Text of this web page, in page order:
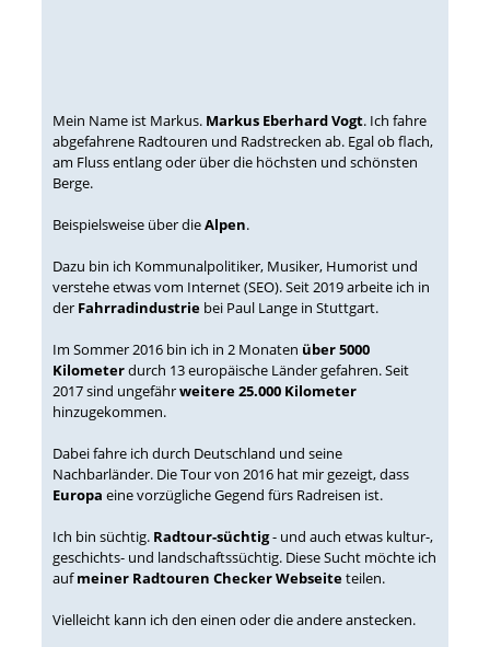
Mein Name ist Markus. Markus Eberhard Vogt. Ich fahre
abgefahrene Radtouren und Radstrecken ab. Egal ob flach,
am Fluss entlang oder über die höchsten und schönsten
Berge.
Beispielsweise über dieAlpen.
Dazu bin ich Kommunalpolitiker, Musiker, Humorist und
verstehe etwas vom Internet (SEO). Seit 2019 arbeite ich in
der Fahrradindustrie bei Paul Lange in Stuttgart.
Im Sommer 2016 bin ich in 2 Monaten über 5000
Kilometerdurch 13 europäische Länder gefahren. Seit
2017 sind ungefährweitere 25.000 Kilometer
hinzugekommen.
Dabei fahre ich durch Deutschland und seine
Nachbarländer. Die Tour von 2016 hat mir gezeigt, dass
Europa eine vorzügliche Gegend fürs Radreisen ist.
Ich bin süchtig. Radtour-süchtig- und auch etwas kultur-,
geschichts- und landschaftssüchtig. Diese Sucht möchte ich
aufmeiner Radtouren Checker Webseiteteilen.
Vielleicht kann ich den einen oder die andere anstecken.